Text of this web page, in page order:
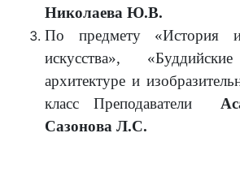
Николаева Ю.В.
По предмету «История
искусства»,
архитектуре и
класс Преподаватели
Сазонова Л.С.